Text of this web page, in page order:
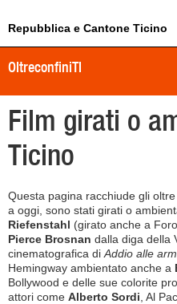
Repubblica e Cantone Ticino
OltreconfiniTI
Film girati o
Ticino
Questa pagina racchiude gli
a oggi, sono stati girati o
Riefenstahl (girato anche a
Pierce Brosnan dalla diga della
cinematografica di Addio alle
Hemingway ambientato anche a
Bollywood e delle sue colorite
attori come Alberto Sordi , Al